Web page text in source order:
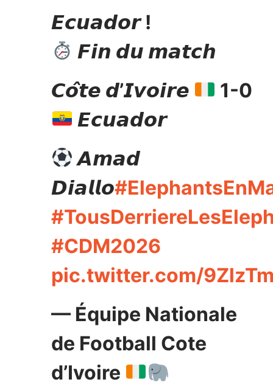
𝙀𝙘𝙪𝙖𝙙𝙤𝙧 !
𝙁𝙞𝙣 𝙙𝙪 𝙢𝙖𝙩𝙘𝙝
𝘾𝙤̂𝙩𝙚 𝙙’𝙄𝙫𝙤𝙞𝙧𝙚
1-0
𝙀𝙘𝙪𝙖𝙙𝙤𝙧
𝘼𝙢𝙖𝙙
𝘿𝙞𝙖𝙡𝙡𝙤
#CDM2026
pic.twitter.com/
— Équipe Nationale
de Football Cote
d’Ivoire